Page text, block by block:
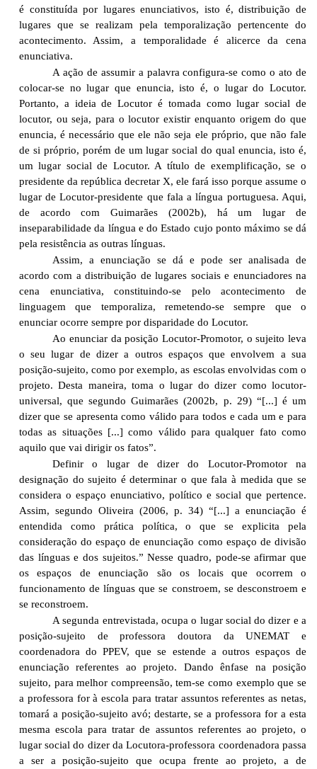
é constituída por lugares enunciativos, isto é, distribuição de
lugares que se realizam pela temporalização pertencente do
acontecimento. Assim, a temporalidade é alicerce da cena
enunciativa.
A ação de assumir a palavra configura-se como o ato de
colocar-se no lugar que enuncia, isto é, o lugar do Locutor.
Portanto, a ideia de Locutor é tomada como lugar social de
locutor, ou seja, para o locutor existir enquanto origem do que
enuncia, é necessário que ele não seja ele próprio, que não fale
de si próprio, porém de um lugar social do qual enuncia, isto é,
um lugar social de Locutor. A título de exemplificação, se o
presidente da república decretar X, ele fará isso porque assume o
lugar de Locutor-presidente que fala a língua portuguesa. Aqui,
de acordo com Guimarães (2002b), há um lugar de
inseparabilidade da língua e do Estado cujo ponto máximo se dá
pela resistência as outras línguas.
Assim, a enunciação se dá e pode ser analisada de
acordo com a distribuição de lugares sociais e enunciadores na
cena enunciativa, constituindo-se pelo acontecimento de
linguagem que temporaliza, remetendo-se sempre que o
enunciar ocorre sempre por disparidade do Locutor.
Ao enunciar da posição Locutor-Promotor, o sujeito leva
o seu lugar de dizer a outros espaços que envolvem a sua
posição-sujeito, como por exemplo, as escolas envolvidas com o
projeto. Desta maneira, toma o lugar do dizer como locutor-
universal, que segundo Guimarães (2002b, p. 29) “[...] é um
dizer que se apresenta como válido para todos e cada um e para
todas as situações [...] como válido para qualquer fato como
aquilo que vai dirigir os fatos”.
Definir o lugar de dizer do Locutor-Promotor na
designação do sujeito é determinar o que fala à medida que se
considera o espaço enunciativo, político e social que pertence.
Assim, segundo Oliveira (2006, p. 34) “[...] a enunciação é
entendida como prática política, o que se explicita pela
consideração do espaço de enunciação como espaço de divisão
das línguas e dos sujeitos.” Nesse quadro, pode-se afirmar que
os espaços de enunciação são os locais que ocorrem o
funcionamento de línguas que se constroem, se desconstroem e
se reconstroem.
A segunda entrevistada, ocupa o lugar social do dizer e a
posição-sujeito de professora doutora da UNEMAT e
coordenadora do PPEV, que se estende a outros espaços de
enunciação referentes ao projeto. Dando ênfase na posição
sujeito, para melhor compreensão, tem-se como exemplo que se
a professora for à escola para tratar assuntos referentes as netas,
tomará a posição-sujeito avó; destarte, se a professora for a esta
mesma escola para tratar de assuntos referentes ao projeto, o
lugar social do dizer da Locutora-professora coordenadora passa
a ser a posição-sujeito que ocupa frente ao projeto, a de